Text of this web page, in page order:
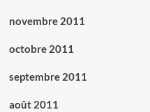
novembre 2011
octobre 2011
septembre 2011
août 2011